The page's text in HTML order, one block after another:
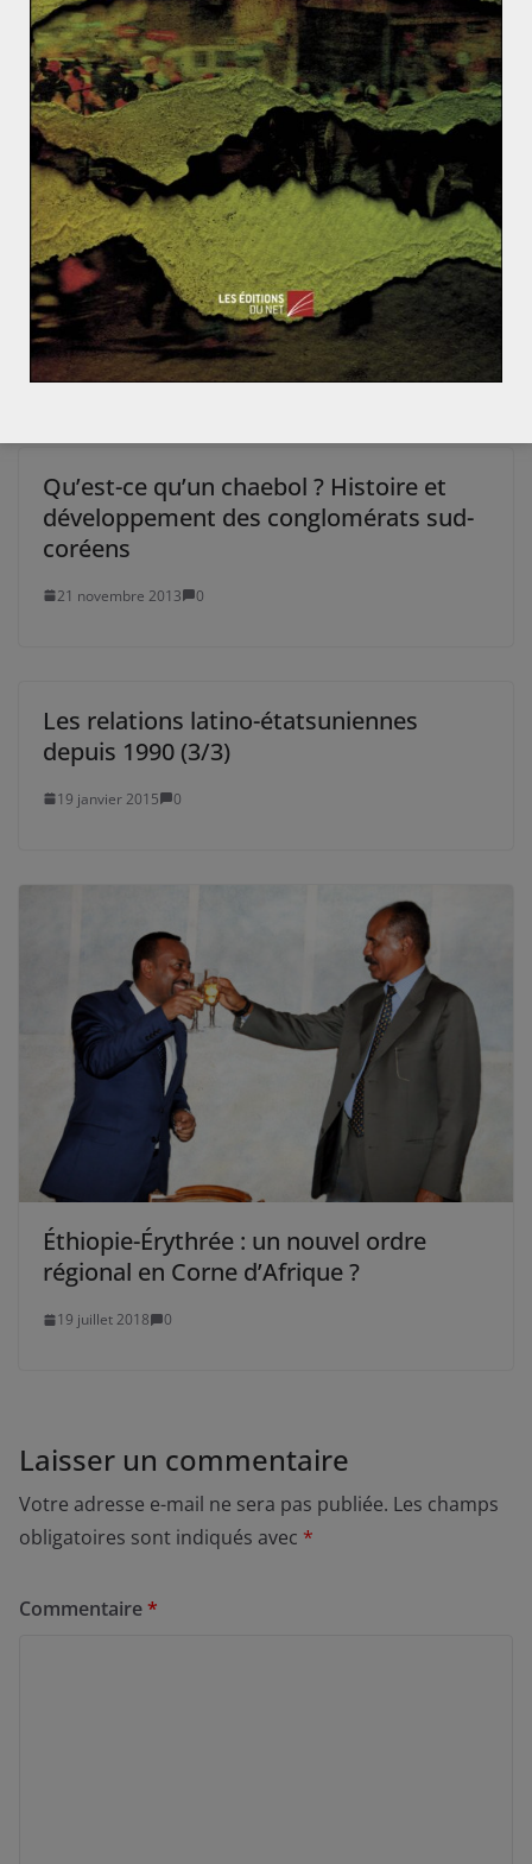
Orient, la diplomatie américaine est allée contre ses
principes, autrefois admirés en Iran. Elle a sacrifié son
image de puissance libératrice pour la préservation à
court terme de ses intérêts. Malheureusement, les
relations étroites avec le Shah ont fait des Etats-Unis
l’un des coupables des maux de la population
iranienne.Cette période a marqué structurellement
l’imaginaire collectif iranien et a donné des arguments
de choix à la propagande de la République islamique.
Quels enjeux pour la Russie en Ukraine ?
Qu’est-ce qu’un chaebol ? Histoire et
développement des conglomérats sud-
coréens
21 novembre 2013 0
Les relations latino-étatsuniennes
depuis 1990 (3/3)
19 janvier 2015 0
Éthiopie-Érythrée : un nouvel ordre
régional en Corne d’Afrique ?
19 juillet 2018 0
Laisser un commentaire
Votre adresse e-mail ne sera pas publiée. Les champs
obligatoires sont indiqués avec *
Commentaire*